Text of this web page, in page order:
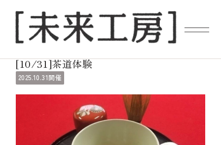
[10/31]茶道体験
2025.10.31開催